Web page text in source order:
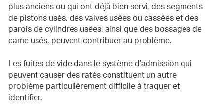
plus anciens ou qui ont déjà bien servi, des segments
de pistons usés, des valves usées ou cassées et des
parois de cylindres usées, ainsi que des bossages de
came usés, peuvent contribuer au problème.
Les fuites de vide dans le système d’admission qui
peuvent causer des ratés constituent un autre
problème particulièrement difficile à traquer et
identifier.